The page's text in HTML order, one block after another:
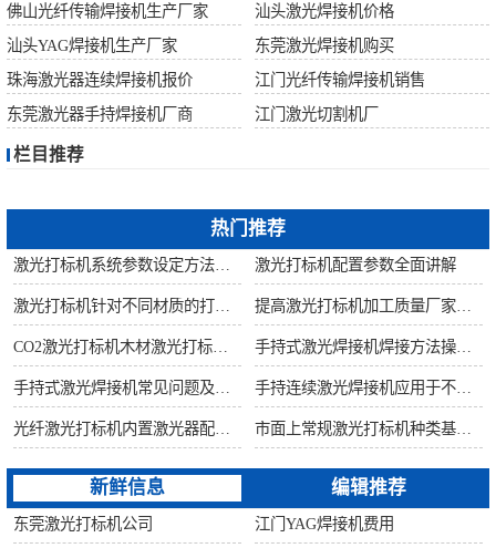
佛山光纤传输焊接机生产厂家
汕头激光焊接机价格
汕头YAG焊接机生产厂家
东莞激光焊接机购买
珠海激光器连续焊接机报价
江门光纤传输焊接机销售
东莞激光器手持焊接机厂商
江门激光切割机厂
栏目推荐
热门推荐
激光打标机配置参数全面讲解
新鲜信息 编辑推荐
东莞激光打标机公司 江门YAG焊接机费用